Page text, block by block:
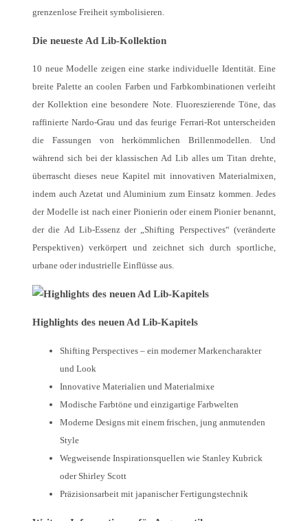
grenzenlose Freiheit symbolisieren.
Die neueste Ad Lib-Kollektion
10 neue Modelle zeigen eine starke individuelle Identität. Eine
breite Palette an coolen Farben und Farbkombinationen verleiht
der Kollektion eine besondere Note. Fluoreszierende Töne, das
raffinierte Nardo-Grau und das feurige Ferrari-Rot unterscheiden
die Fassungen von herkömmlichen Brillenmodellen. Und
während sich bei der klassischen Ad Lib alles um Titan drehte,
überrascht dieses neue Kapitel mit innovativen Materialmixen,
indem auch Azetat und Aluminium zum Einsatz kommen. Jedes
der Modelle ist nach einer Pionierin oder einem Pionier benannt,
der die Ad Lib-Essenz der „Shifting Perspectives“ (veränderte
Perspektiven) verkörpert und zeichnet sich durch sportliche,
urbane oder industrielle Einflüsse aus.
Highlights des neuen Ad Lib-Kapitels
Shifting Perspectives – ein moderner Markencharakter
und Look
Innovative Materialien und Materialmixe
Modische Farbtöne und einzigartige Farbwelten
Moderne Designs mit einem frischen, jung anmutenden
Style
Wegweisende Inspirationsquellen wie Stanley Kubrick
oder Shirley Scott
Präzisionsarbeit mit japanischer Fertigungstechnik